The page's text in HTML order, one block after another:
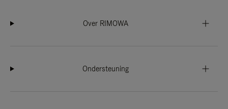
Over RIMOWA
Ondersteuning